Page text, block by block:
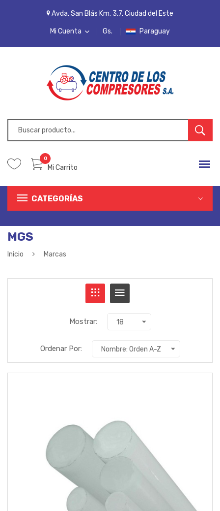
Avda. San Blás Km. 3,7, Ciudad del Este
Mi Cuenta
MI CUENTA
LISTA DE DESEOS
PEDIDOS
INICIAR SESIÓN
REGISTRARSE
Gs. Paraguay
Mi Carrito
0
CATEGORÍAS
MGS
Inicio Marcas
Mostrar: 18
Ordenar Por: Nombre: Orden A-Z